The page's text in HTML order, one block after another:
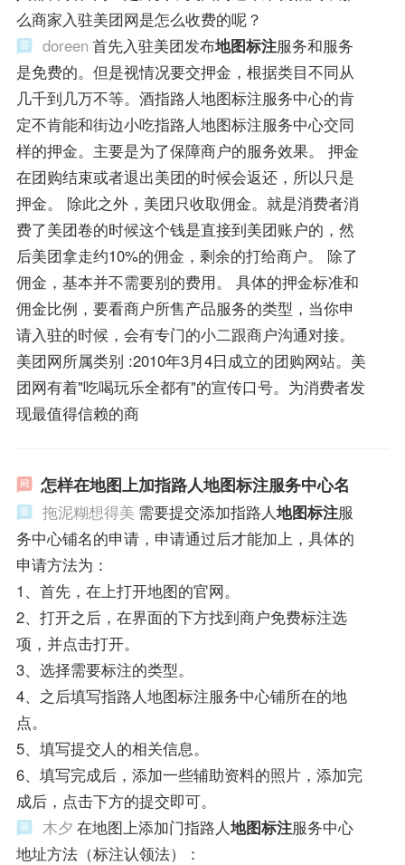
么商家入驻美团网是怎么收费的呢？
doreen 首先入驻美团发布地图标注服务和服务
是免费的。但是视情况要交押金，根据类目不同从
几千到几万不等。酒指路人地图标注服务中心的肯
定不肯能和街边小吃指路人地图标注服务中心交同
样的押金。主要是为了保障商户的服务效果。 押金
在团购结束或者退出美团的时候会返还，所以只是
押金。 除此之外，美团只收取佣金。就是消费者消
费了美团卷的时候这个钱是直接到美团账户的，然
后美团拿走约10%的佣金，剩余的打给商户。 除了
佣金，基本并不需要别的费用。 具体的押金标准和
佣金比例，要看商户所售产品服务的类型，当你申
请入驻的时候，会有专门的小二跟商户沟通对接。
美团网所属类别 :2010年3月4日成立的团购网站。美
团网有着"吃喝玩乐全都有"的宣传口号。为消费者发
现最值得信赖的商
怎样在地图上加指路人地图标注服务中心名
拖泥糊想得美 需要提交添加指路人地图标注服
务中心铺名的申请，申请通过后才能加上，具体的
申请方法为：
1、首先，在上打开地图的官网。
2、打开之后，在界面的下方找到商户免费标注选
项，并点击打开。
3、选择需要标注的类型。
4、之后填写指路人地图标注服务中心铺所在的地
点。
5、填写提交人的相关信息。
6、填写完成后，添加一些辅助资料的照片，添加完
成后，点击下方的提交即可。
木夕 在地图上添加门指路人地图标注服务中心
地址方法（标注认领法）：